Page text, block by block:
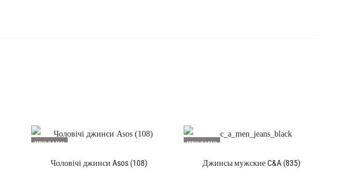
ПРОДАНО
Чоловічі джинси Asos (108)
ПРОДАНО
Джинсы мужские C&A (835)